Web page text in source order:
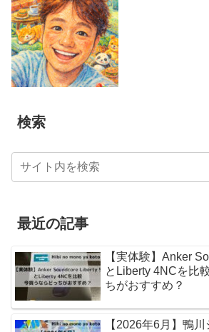
検索
最近の記事
【実体験】Anker
とLiberty 4NCを比
ちがおすすめ？
【2026年6月】鴨